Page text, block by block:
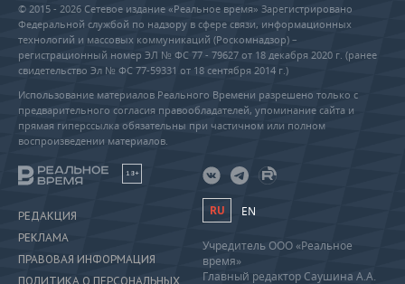
© 2015 - 2026 Сетевое издание «Реальное время» Зарегистрировано
Федеральной службой по надзору в сфере связи, информационных
технологий и массовых коммуникаций (Роскомнадзор) –
регистрационный номер ЭЛ № ФС 77 - 79627 от 18 декабря 2020 г. (ранее
свидетельство Эл № ФС 77-59331 от 18 сентября 2014 г.)
Использование материалов Реального Времени разрешено только с
предварительного согласия правообладателей, упоминание сайта и
прямая гиперссылка обязательны при частичном или полном
воспроизведении материалов.
18+
РЕДАКЦИЯ
РЕКЛАМА
ПРАВОВАЯ ИНФОРМАЦИЯ
ПОЛИТИКА О ПЕРСОНАЛЬНЫХ
RU EN
Учредитель ООО «Реальное
время»
Главный редактор Саушина А.А.